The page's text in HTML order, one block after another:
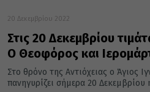
20 Δεκεμβρίου 2022
Στις 20 Δεκεμβρίου
Ο Θεοφόρος και
Στο θρόνο της Αντιόχειας ο Άγιος
πανηγυρίζει σήμερα 20 Δεκεμβρίου